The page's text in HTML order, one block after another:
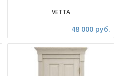
VETTA
48 000 руб.